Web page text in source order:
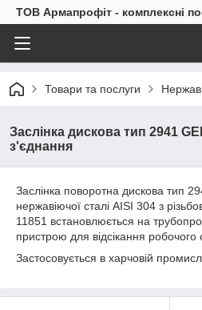
ТОВ Армапрофіт - комплексні
Товари та послуги
Заслінка дискова тип 2941
з'єднання
Заслінка поворотна дискова тип
нержавіючої сталі AISI 304 з
11851 встановлюється на
пристрою для відсікання
Застосовується в харчовій